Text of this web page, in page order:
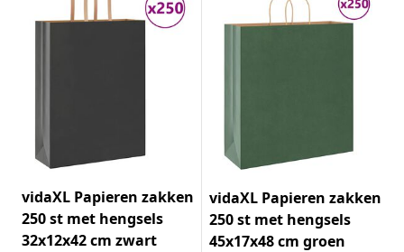
vidaXL Papieren zakken
250 st met hengsels
32x12x42 cm zwart
vidaXL Papieren zakken
250 st met hengsels
45x17x48 cm groen